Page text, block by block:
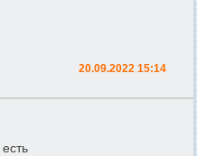
20.09.2022 15:14